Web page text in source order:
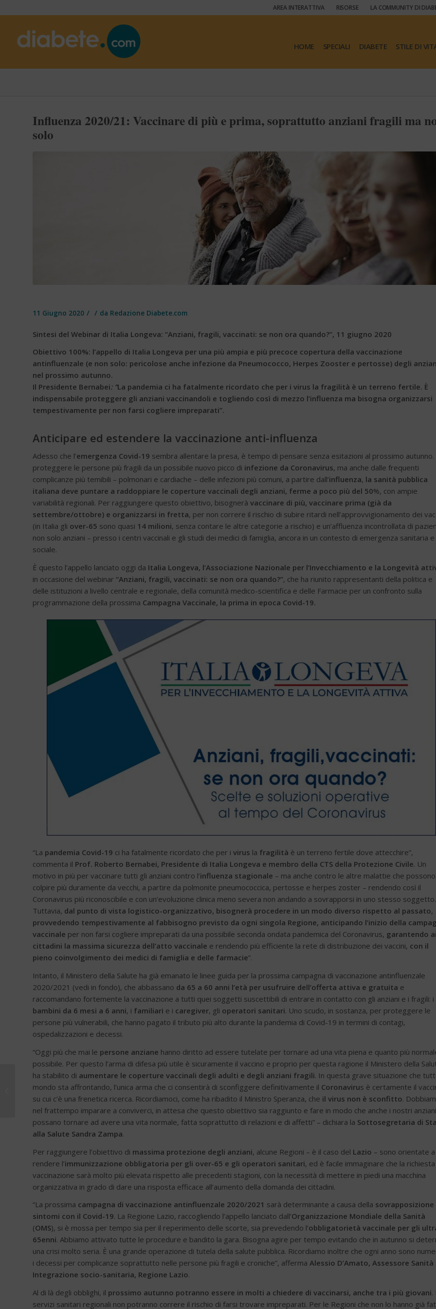
AREA INTERATTIVA RISORSE LA COMMUNITY DI
HOME SPECIALI DIABETE STILE DI
Influenza 2020/21: Vaccinare di più e prima, soprattutto anziani fragili ma
solo
11 Giugno 2020 / / da Redazione Diabete.com
Sintesi del Webinar di Italia Longeva: “Anziani, fragili, vaccinati: se non ora quando?”, 11 giugno 2020
Obiettivo 100%: l’appello di Italia Longeva per una più ampia e più precoce copertura della vaccinazione
antinfluenzale (e non solo: pericolose anche infezione da Pneumococco, Herpes Zooster e pertosse) degli
nel prossimo autunno.
Il Presidente Bernabei: “La pandemia ci ha fatalmente ricordato che per i virus la fragilità è un terreno fertile. È
indispensabile proteggere gli anziani vaccinandoli e togliendo così di mezzo l’influenza ma bisogna organizzarsi
tempestivamente per non farsi cogliere impreparati”.
Anticipare ed estendere la vaccinazione anti-influenza
Adesso che l’emergenza Covid-19 sembra allentare la presa, è tempo di pensare senza esitazioni al prossimo autunno.
proteggere le persone più fragili da un possibile nuovo picco di infezione da Coronavirus, ma anche dalle frequenti
complicanze più temibili – polmonari e cardiache – delle infezioni più comuni, a partire dall’influenza, la sanità pubblica
italiana deve puntare a raddoppiare le coperture vaccinali degli anziani, ferme a poco più del 50%, con ampie
variabilità regionali. Per raggiungere questo obiettivo, bisognerà vaccinare di più, vaccinare prima (già da
settembre/ottobre) e organizzarsi in fretta, per non correre il rischio di subire ritardi nell’approvvigionamento dei
(in Italia gli over-65 sono quasi 14 milioni, senza contare le altre categorie a rischio) e un’affluenza incontrollata di
non solo anziani – presso i centri vaccinali e gli studi dei medici di famiglia, ancora in un contesto di emergenza sanitaria e
sociale.
È questo l’appello lanciato oggi da Italia Longeva, l’Associazione Nazionale per l’Invecchiamento e la Longevità
in occasione del webinar “Anziani, fragili, vaccinati: se non ora quando?”, che ha riunito rappresentanti della politica e
delle istituzioni a livello centrale e regionale, della comunità medico-scientifica e delle Farmacie per un confronto sulla
programmazione della prossima Campagna Vaccinale, la prima in epoca Covid-19.
“La pandemia Covid-19 ci ha fatalmente ricordato che per i virus la fragilità è un terreno fertile dove attecchire”,
commenta il Prof. Roberto Bernabei, Presidente di Italia Longeva e membro della CTS della Protezione Civile. Un
motivo in più per vaccinare tutti gli anziani contro l’influenza stagionale – ma anche contro le altre malattie che possono
colpire più duramente da vecchi, a partire da polmonite pneumococcica, pertosse e herpes zoster – rendendo così il
Coronavirus più riconoscibile e con un’evoluzione clinica meno severa non andando a sovrapporsi in uno stesso soggetto.
Tuttavia, dal punto di vista logistico-organizzativo, bisognerà procedere in un modo diverso rispetto al passato,
provvedendo tempestivamente al fabbisogno previsto da ogni singola Regione, anticipando l’inizio della
vaccinale per non farsi cogliere impreparati da una possibile seconda ondata pandemica del Coronavirus, garantendo ai
cittadini la massima sicurezza dell’atto vaccinale e rendendo più efficiente la rete di distribuzione dei vaccini, con il
pieno coinvolgimento dei medici di famiglia e delle farmacie”.
Intanto, il Ministero della Salute ha già emanato le linee guida per la prossima campagna di vaccinazione antinfluenzale
2020/2021 (vedi in fondo), che abbassano da 65 a 60 anni l’età per usufruire dell’offerta attiva e gratuita e
raccomandano fortemente la vaccinazione a tutti quei soggetti suscettibili di entrare in contatto con gli anziani e i fragili: i
bambini da 6 mesi a 6 anni, i familiari e i caregiver, gli operatori sanitari. Uno scudo, in sostanza, per proteggere le
persone più vulnerabili, che hanno pagato il tributo più alto durante la pandemia di Covid-19 in termini di contagi,
ospedalizzazioni e decessi.
“Oggi più che mai le persone anziane hanno diritto ad essere tutelate per tornare ad una vita piena e quanto più
possibile. Per questo l’arma di difesa più utile è sicuramente il vaccino e proprio per questa ragione il Ministero della
ha stabilito di aumentare le coperture vaccinali degli adulti e degli anziani fragili. In questa grave situazione che
mondo sta affrontando, l’unica arma che ci consentirà di sconfiggere definitivamente il Coronavirus è certamente il
su cui c’è una frenetica ricerca. Ricordiamoci, come ha ribadito il Ministro Speranza, che il virus non è sconfitto.
nel frattempo imparare a conviverci, in attesa che questo obiettivo sia raggiunto e fare in modo che anche i nostri anziani
possano tornare ad avere una vita normale, fatta soprattutto di relazioni e di affetti” – dichiara la Sottosegretaria di
alla Salute Sandra Zampa.
Per raggiungere l’obiettivo di massima protezione degli anziani, alcune Regioni – è il caso del Lazio – sono orientate a
rendere l’immunizzazione obbligatoria per gli over-65 e gli operatori sanitari, ed è facile immaginare che la
vaccinazione sarà molto più elevata rispetto alle precedenti stagioni, con la necessità di mettere in piedi una macchina
organizzativa in grado di dare una risposta efficace all’aumento della domanda dei cittadini.
“La prossima campagna di vaccinazione antinfluenzale 2020/2021 sarà determinante a causa della sovrapposizione
sintomi con il Covid-19. La Regione Lazio, raccogliendo l’appello lanciato dall’Organizzazione Mondiale della Sanità
(OMS), si è mossa per tempo sia per il reperimento delle scorte, sia prevedendo l’obbligatorietà vaccinale per gli
65enni. Abbiamo attivato tutte le procedure e bandito la gara. Bisogna agire per tempo evitando che in autunno si
una crisi molto seria. È una grande operazione di tutela della salute pubblica. Ricordiamo inoltre che ogni anno sono
i decessi per complicanze soprattutto nelle persone più fragili e croniche”, afferma Alessio D’Amato, Assessore Sanità
Integrazione socio-sanitaria, Regione Lazio.
Al di là degli obblighi, il prossimo autunno potranno essere in molti a chiedere di vaccinarsi, anche tra i più giovani. I
servizi sanitari regionali non potranno correre il rischio di farsi trovare impreparati. Per le Regioni che non lo hanno già
Ancod e i suoi centri
odontoiatrici, sempre
al fianco della salute
dei pazi...